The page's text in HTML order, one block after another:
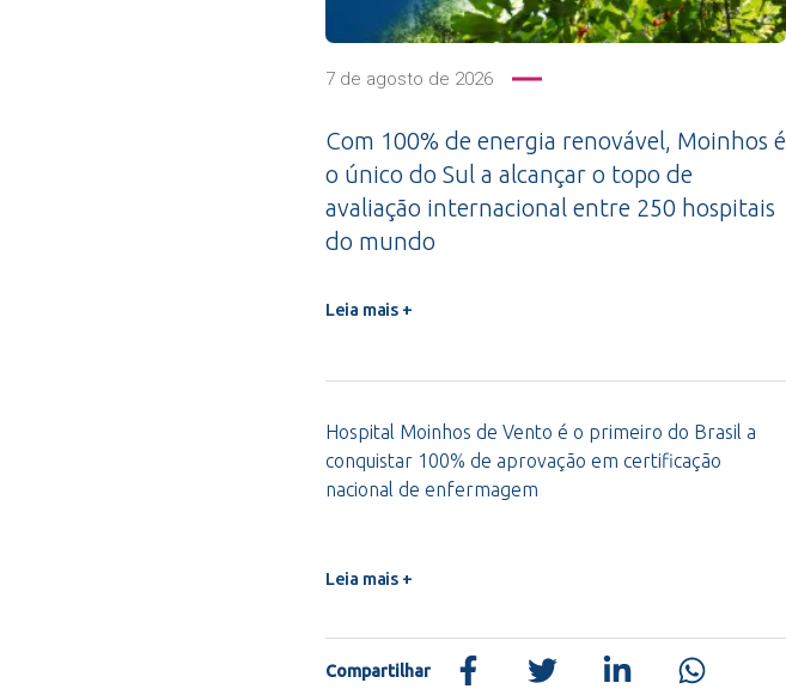
7 de agosto de 2026
Com 100% de energia renovável, Moinhos é
o único do Sul a alcançar o topo de
avaliação internacional entre 250 hospitais
do mundo
Leia mais +
Hospital Moinhos de Vento é o primeiro do Brasil a
conquistar 100% de aprovação em certificação
nacional de enfermagem
Leia mais +
Compartilhar